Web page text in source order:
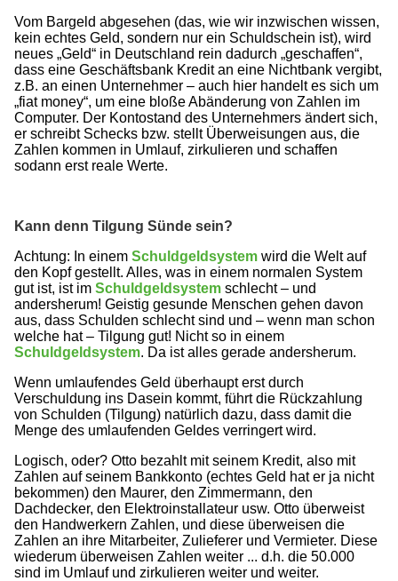
Vom Bargeld abgesehen (das, wie wir inzwischen wissen,
kein echtes Geld, sondern nur ein Schuldschein ist), wird
neues „Geld“ in Deutschland rein dadurch „geschaffen“,
dass eine Geschäftsbank Kredit an eine Nichtbank vergibt,
z.B. an einen Unternehmer – auch hier handelt es sich um
„fiat money“, um eine bloße Abänderung von Zahlen im
Computer. Der Kontostand des Unternehmers ändert sich,
er schreibt Schecks bzw. stellt Überweisungen aus, die
Zahlen kommen in Umlauf, zirkulieren und schaffen
sodann erst reale Werte.
Kann denn Tilgung Sünde sein?
Achtung: In einem Schuldgeldsystem wird die Welt auf
den Kopf gestellt. Alles, was in einem normalen System
gut ist, ist im Schuldgeldsystem schlecht – und
andersherum! Geistig gesunde Menschen gehen davon
aus, dass Schulden schlecht sind und – wenn man schon
welche hat – Tilgung gut! Nicht so in einem
Schuldgeldsystem. Da ist alles gerade andersherum.
Wenn umlaufendes Geld überhaupt erst durch
Verschuldung ins Dasein kommt, führt die Rückzahlung
von Schulden (Tilgung) natürlich dazu, dass damit die
Menge des umlaufenden Geldes verringert wird.
Logisch, oder? Otto bezahlt mit seinem Kredit, also mit
Zahlen auf seinem Bankkonto (echtes Geld hat er ja nicht
bekommen) den Maurer, den Zimmermann, den
Dachdecker, den Elektroinstallateur usw. Otto überweist
den Handwerkern Zahlen, und diese überweisen die
Zahlen an ihre Mitarbeiter, Zulieferer und Vermieter. Diese
wiederum überweisen Zahlen weiter ... d.h. die 50.000
sind im Umlauf und zirkulieren weiter und weiter.